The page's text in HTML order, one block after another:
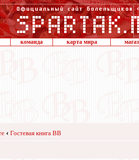
команда карта мира
‹ Гостевая книга ВВ